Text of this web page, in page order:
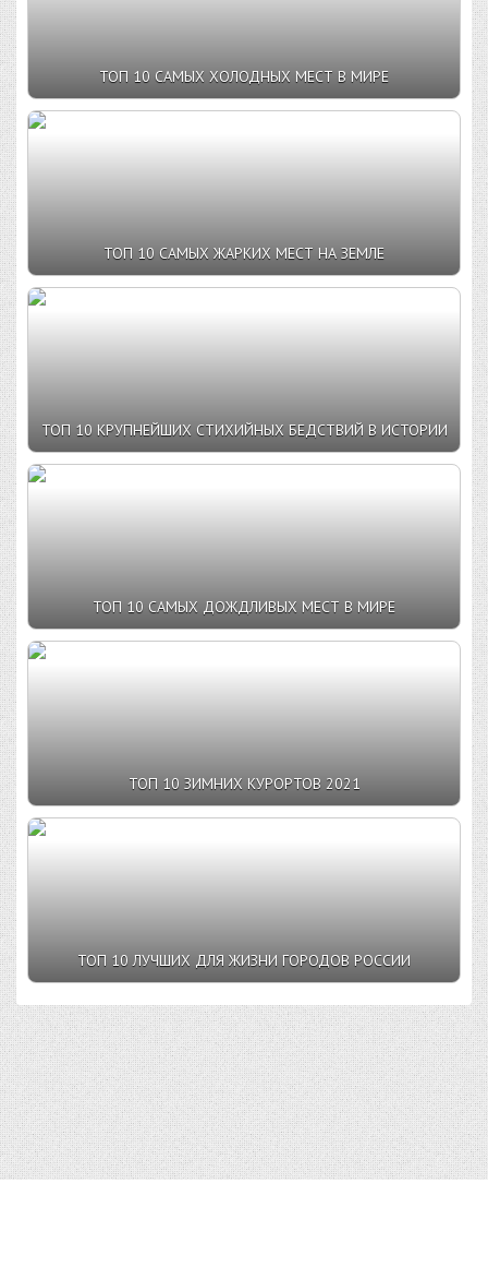
ТОП 10 САМЫХ ХОЛОДНЫХ МЕСТ В МИРЕ
ТОП 10 САМЫХ ЖАРКИХ МЕСТ НА ЗЕМЛЕ
ТОП 10 КРУПНЕЙШИХ СТИХИЙНЫХ БЕДСТВИЙ В ИСТОРИИ
ТОП 10 САМЫХ ДОЖДЛИВЫХ МЕСТ В МИРЕ
ТОП 10 ЗИМНИХ КУРОРТОВ 2021
ТОП 10 ЛУЧШИХ ДЛЯ ЖИЗНИ ГОРОДОВ РОССИИ